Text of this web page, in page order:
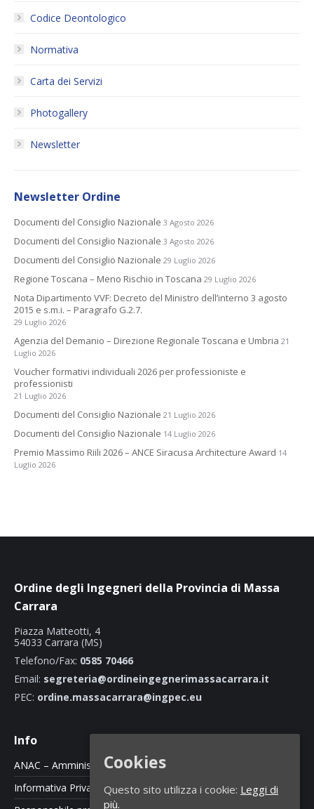
Codice Deontologico
Normativa
Carta dei Servizi
Photogallery
Newsletter
Newsletter Ordine
Documenti del Consiglio Nazionale 3 Agosto 2026
Documenti del Consiglio Nazionale 3 Agosto 2026
Documenti del Consiglio Nazionale 29 Luglio 2026
Regione Toscana – Meno Rischio in Toscana 29 Luglio 2026
Nota Dipartimento VVF: Decreto del Ministro dell’interno 3 agosto
2015 e s.m.i. – Paragrafo G.2.7.
29 Luglio 2026
Agenzia del Demanio – Direzione Regionale Toscana e Umbria 21
Luglio 2026
Voucher formativi individuali 2026 per professioniste e
professionisti
21 Luglio 2026
Documenti del Consiglio Nazionale 21 Luglio 2026
Documenti del Consiglio Nazionale 14 Luglio 2026
Premio Massimo Riili 2026 – ANCE Siracusa Architecture Award 14
Luglio 2026
Ordine degli Ingegneri della Provincia di Massa
Carrara
Piazza Matteotti, 4
54033 Carrara (MS)
Telefono/Fax: 0585 70466
Email: segreteria@ordineingegnerimassacarrara.it
PEC: ordine.massacarrara@ingpec.eu
Info
ANAC – Amministrazione Trasparente
Informativa Privacy e Cookie Policy
Cookies
Questo sito utilizza i cookie: Leggi di
più.